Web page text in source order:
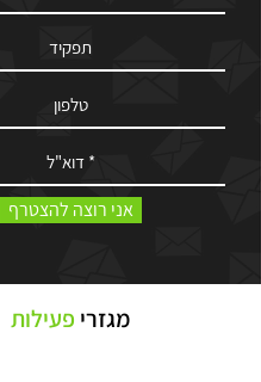
אני רוצה להצטרף
מגזרי פעילות